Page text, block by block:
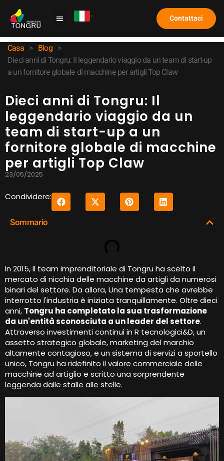
Contattaci
Casa > Blog >
Dieci anni di Tongru: Il leggendario viaggio da un team di start-up
a un fornitore globale di macchine per artigli Top Claw
Dieci anni di Tongru: Il
leggendario viaggio da un
team di start-up a un
fornitore globale di macchine
per artigli Top Claw
23/05/2025
Condividere:
Sommario
In 2015, Il team imprenditoriale di Tongru ha scelto il
mercato di nicchia delle macchine da artigli da numerosi
binari del settore. Da allora, Una tempesta che avrebbe
interrotto l'industria è iniziata tranquillamente. Oltre dieci
anni, Tongru ha completato la sua trasformazione
da un'entità sconosciuta a un leader del settore.
Attraverso investimenti continui in R tecnologici&D, un
assetto strategico globale, marketing del marchio
altamente contagioso, e un sistema di servizi a sportello
unico, Tongru ha ridefinito il valore commerciale delle
macchine ad artiglio e scritto una sorprendente
leggenda dalle stalle alle stelle.